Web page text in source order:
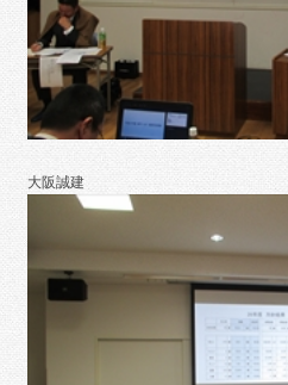
大阪誠建 ナニワグ